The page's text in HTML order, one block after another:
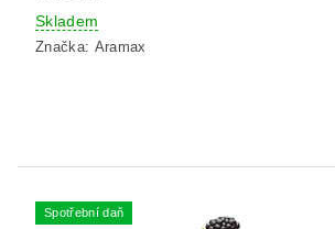
Skladem
Značka: Aramax
Spotřební daň